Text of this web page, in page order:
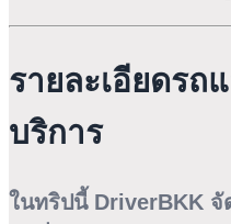
รายละเอียดรถ
บริการ
ในทริปนี้ DriverBKK